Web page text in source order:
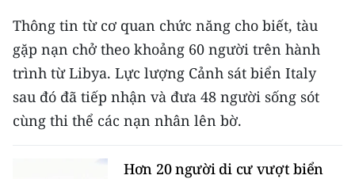
THỂ THAO
GIÁO DỤC
Y TẾ
KHOA HỌC - CÔNG NGHỆ
Thông tin từ cơ quan chức năng cho biết, tàu
gặp nạn chở theo khoảng 60 người trên hành
trình từ Libya. Lực lượng Cảnh sát biển Italy
sau đó đã tiếp nhận và đưa 48 người sống sót
cùng thi thể các nạn nhân lên bờ.
Hơn 20 người di cư vượt biển